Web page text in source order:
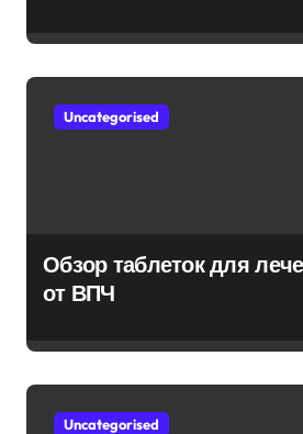
Uncategorised
Обзор таблеток для
от ВПЧ
Uncategorised